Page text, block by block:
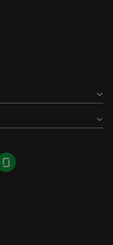
Glassdoor